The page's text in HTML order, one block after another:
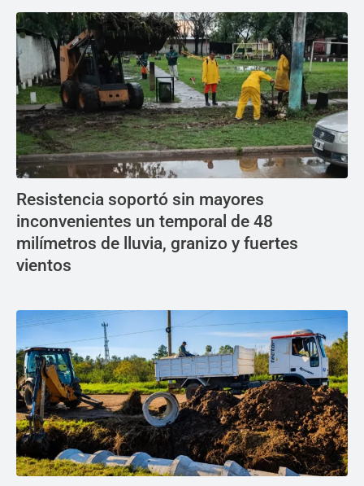
Resistencia soportó sin mayores
inconvenientes un temporal de 48
milímetros de lluvia, granizo y fuertes
vientos